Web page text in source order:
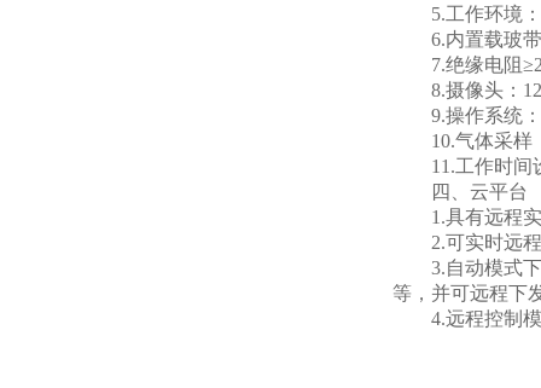
5.工作环境：-
6.内置载玻带
7.绝缘电阻
8.摄像头：
9.操作系统：
10.气体采样：
11.工作时间设
四、云平台
1.具有远程实
2.可实时远程
3.自动模式下
等，并可远程下
4.远程控制模